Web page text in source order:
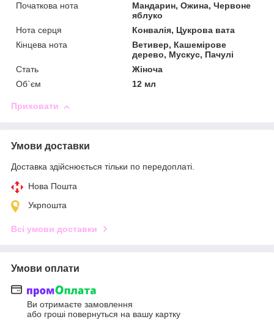
Початкова нота
Мандарин, Ожина, Червоне
яблуко
Нота серця
Конвалія, Цукрова вата
Кінцева нота
Ветивер, Кашемірове
дерево, Мускус, Пачулі
Стать
Жіноча
Об`єм
12 мл
Приховати
Умови доставки
Доставка здійснюється тільки по передоплаті.
Нова Пошта
Укрпошта
Всі умови доставки
Умови оплати
Ви отримаєте замовлення
або гроші повернуться на вашу картку